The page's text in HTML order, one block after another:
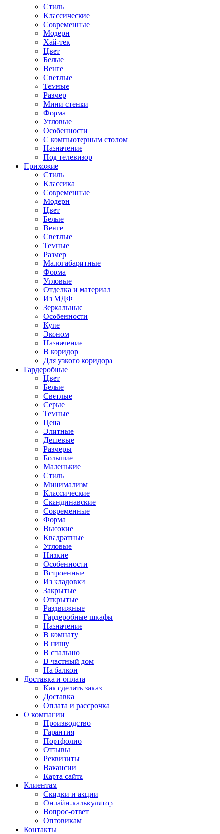
Стиль
Классические
Современные
Модерн
Хай-тек
Цвет
Белые
Венге
Светлые
Темные
Размер
Мини стенки
Форма
Угловые
Особенности
С компьютерным столом
Назначение
Под телевизор
Прихожие
Стиль
Классика
Современные
Модерн
Цвет
Белые
Венге
Светлые
Темные
Размер
Малогабаритные
Форма
Угловые
Отделка и материал
Из МДФ
Зеркальные
Особенности
Купе
Эконом
Назначение
В коридор
Для узкого коридора
Гардеробные
Цвет
Белые
Светлые
Серые
Темные
Цена
Элитные
Дешевые
Размеры
Большие
Маленькие
Стиль
Минимализм
Классические
Скандинавские
Современные
Форма
Высокие
Квадратные
Угловые
Низкие
Особенности
Встроенные
Из кладовки
Закрытые
Открытые
Раздвижные
Гардеробные шкафы
Назначение
В комнату
В нишу
В спальню
В частный дом
На балкон
Доставка и оплата
Как сделать заказ
Доставка
Оплата и рассрочка
О компании
Производство
Гарантия
Портфолио
Отзывы
Реквизиты
Вакансии
Карта сайта
Клиентам
Скидки и акции
Онлайн-калькулятор
Вопрос-ответ
Оптовикам
Контакты